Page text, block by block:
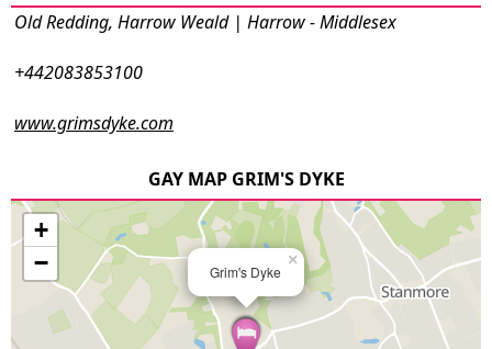
Old Redding, Harrow Weald | Harrow - Middlesex
+442083853100
www.grimsdyke.com
GAY MAP GRIM'S DYKE
Grim's Dyke
×
+
−